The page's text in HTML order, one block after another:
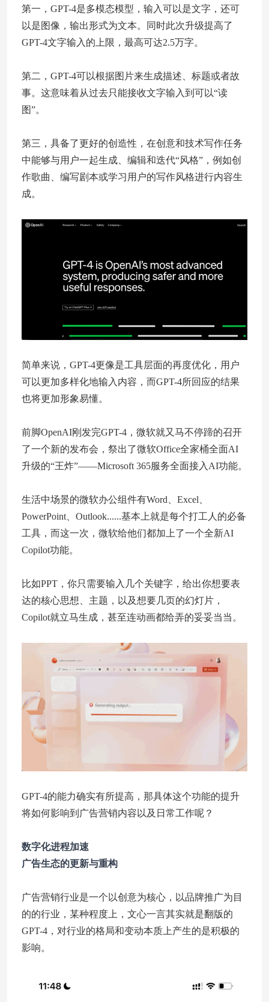
第一，GPT-4是多模态模型，输入可以是文字，还可
以是图像，输出形式为文本。同时此次升级提高了
GPT-4文字输入的上限，最高可达2.5万字。
第二，GPT-4可以根据图片来生成描述、标题或者故
事。这意味着从过去只能接收文字输入到可以“读
图”。
第三，具备了更好的创造性，在创意和技术写作任务
中能够与用户一起生成、编辑和迭代“风格”，例如创
作歌曲、编写剧本或学习用户的写作风格进行内容生
成。
简单来说，GPT-4更像是工具层面的再度优化，用户
可以更加多样化地输入内容，而GPT-4所回应的结果
也将更加形象易懂。
前脚OpenAI刚发完GPT-4，微软就又马不停蹄的召开
了一个新的发布会，祭出了微软Office全家桶全面AI
升级的“王炸”——Microsoft 365服务全面接入AI功能。
生活中场景的微软办公组件有Word、Excel、
PowerPoint、Outlook......基本上就是每个打工人的必备
工具，而这一次，微软给他们都加上了一个全新AI
Copilot功能。
比如PPT，你只需要输入几个关键字，给出你想要表
达的核心思想、主题，以及想要几页的幻灯片，
Copilot就立马生成，甚至连动画都给弄的妥妥当当。
GPT-4的能力确实有所提高，那具体这个功能的提升
将如何影响到广告营销内容以及日常工作呢？
数字化进程加速
广告生态的更新与重构
广告营销行业是一个以创意为核心，以品牌推广为目
的的行业，某种程度上，文心一言其实就是翻版的
GPT-4，对行业的格局和变动本质上产生的是积极的
影响。